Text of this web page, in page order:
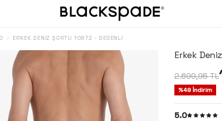
/ ERKEK DENIZ ŞORTU 10872 - DESENLI
Erkek
2.699,95TL
%49 İndirim
5.0